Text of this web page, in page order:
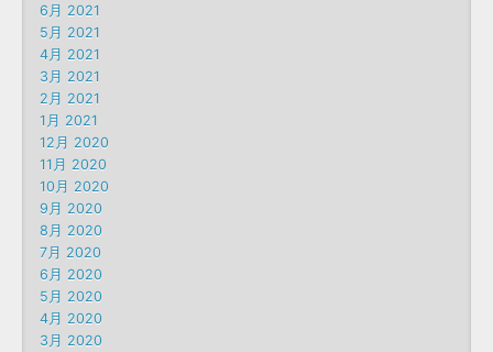
6月 2021
5月 2021
4月 2021
3月 2021
2月 2021
1月 2021
12月 2020
11月 2020
10月 2020
9月 2020
8月 2020
7月 2020
6月 2020
5月 2020
4月 2020
3月 2020